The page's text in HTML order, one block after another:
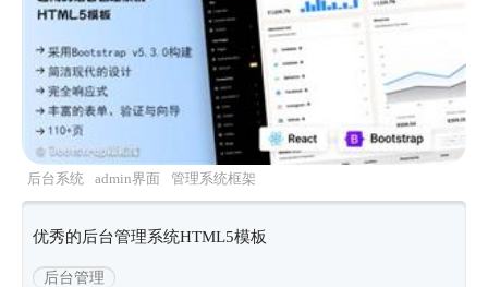
后台系统 admin界面
管理系统框架
优秀的后台管理系统HTML5模板
后台管理